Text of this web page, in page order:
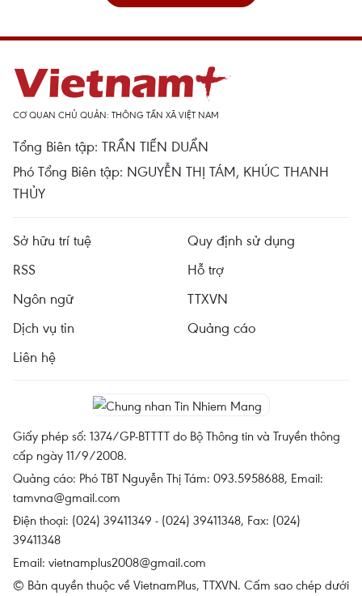
CƠ QUAN CHỦ QUẢN: THÔNG TẤN XÃ VIỆT NAM
Tổng Biên tập: TRẦN TIẾN DUẨN
Phó Tổng Biên tập: NGUYỄN THỊ TÁM, KHÚC THANH
THỦY
Sở hữu trí tuệ
Quy định sử dụng
RSS
Hỗ trợ
Ngôn ngữ
TTXVN
Dịch vụ tin
Quảng cáo
Liên hệ
Giấy phép số: 1374/GP-BTTTT do Bộ Thông tin và Truyền thông
cấp ngày 11/9/2008.
Quảng cáo: Phó TBT Nguyễn Thị Tám: 093.5958688, Email:
tamvna@gmail.com
Điện thoại: (024) 39411349 - (024) 39411348, Fax: (024)
39411348
Email: vietnamplus2008@gmail.com
© Bản quyền thuộc về VietnamPlus, TTXVN. Cấm sao chép dưới